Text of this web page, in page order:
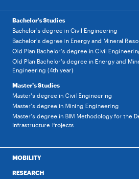
Bachelor's Studies
Bachelor's degree in Civil Engineering
Bachelor's degree in Energy and Mineral
Old Plan Bachelor's degree in Civil
Old Plan Bachelor's degree in Energy and
Engineering (4th year)
Master's Studies
Master's degree in Civil Engineering
Master's degree in Mining Engineering
Master's degree in BIM Methodology for the
Infrastructure Projects
MOBILITY
RESEARCH